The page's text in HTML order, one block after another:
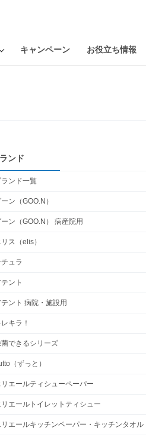
キャンペーン お役立ち情報
ンド
ランド一覧
ン（GOO.N）
ーン（GOO.N） 病産院用
ス（elis）
ュラ
ント
テント 病院・施設用
キラ！
菌できるシリーズ
（ずっと）
リエールティシューペーパー
リエールトイレットティシュー
リエールキッチンペーパー・キッチンタオル